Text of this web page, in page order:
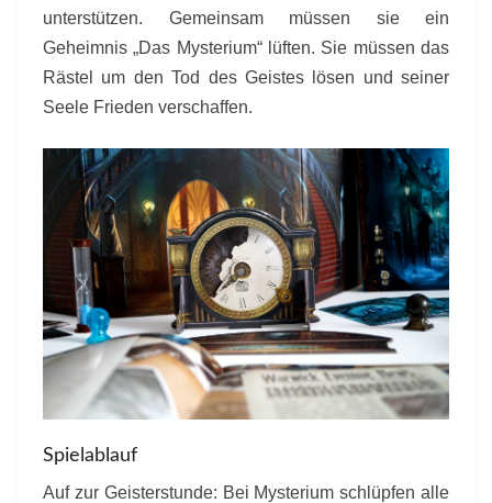
unterstützen. Gemeinsam müssen sie ein
Geheimnis „Das Mysterium“ lüften. Sie müssen das
Rästel um den Tod des Geistes lösen und seiner
Seele Frieden verschaffen.
Spielablauf
Auf zur Geisterstunde: Bei Mysterium schlüpfen alle